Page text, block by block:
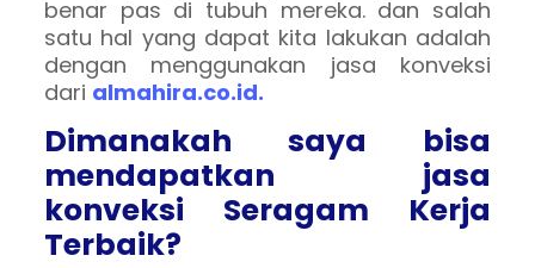
benar pas di tubuh mereka. dan salah
satu hal yang dapat kita lakukan adalah
dengan menggunakan jasa konveksi
dari almahira.co.id.
Dimanakah saya bisa
mendapatkan jasa
konveksi Seragam Kerja
Terbaik?